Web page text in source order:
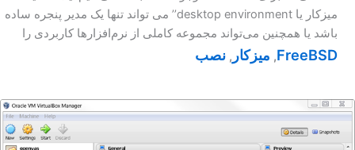
میزکار یا desktop environment’’ می تواند تنها یک مدیر پنجره ساده
باشد یا همچنین می‌تواند مجموعه کاملی از نرم‌افزارها کاربردی را
FreeBSD
, میزکار , نصب